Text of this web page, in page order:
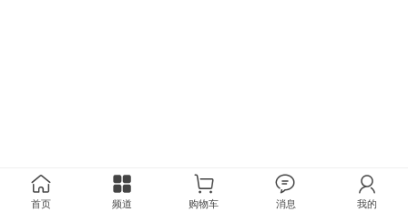
首页 频道 购物车 消息 我的